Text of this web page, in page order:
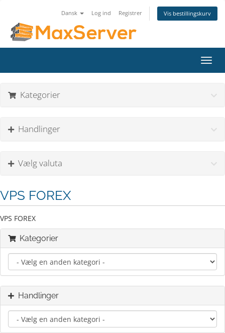
Dansk Log ind Registrer Vis bestillingskurv
Skift
Kategorier
Handlinger
Vælg valuta
VPS FOREX
VPS FOREX
Kategorier
Handlinger